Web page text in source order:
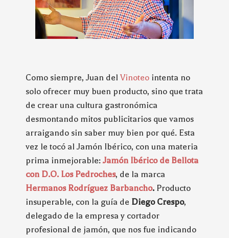
Como siempre, Juan del Vinoteo intenta no
solo ofrecer muy buen producto, sino que trata
de crear una cultura gastronómica
desmontando mitos publicitarios que vamos
arraigando sin saber muy bien por qué. Esta
vez le tocó al Jamón Ibérico, con una materia
prima inmejorable:Jamón Ibérico de Bellota
con D.O. Los Pedroches, de la marca
Hermanos Rodríguez Barbancho. Producto
insuperable, con la guía de Diego Crespo,
delegado de la empresa y cortador
profesional de jamón, que nos fue indicando